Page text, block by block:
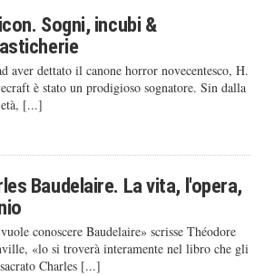
Sogni, incubi &
aver dettato il canone horror novecentesco, H.
è stato un prodigioso sognatore. Sin dalla
[...]
Baudelaire. La vita, l'opera,
conoscere Baudelaire» scrisse Théodore
«lo si troverà interamente nel libro che gli
Charles [...]